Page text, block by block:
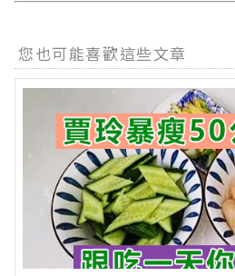
您也可能喜歡這些文章